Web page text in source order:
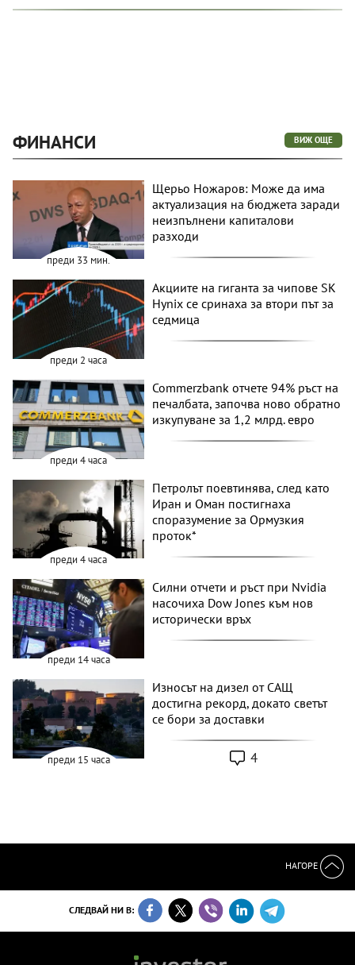
ФИНАНСИ ВИЖ ОЩЕ
преди 33 мин.
Щерьо Ножаров: Може да има
актуализация на бюджета заради
неизпълнени капиталови
разходи
преди 2 часа
Акциите на гиганта за чипове SK
Hynix се сринаха за втори път за
седмица
преди 4 часа
Commerzbank отчете 94% ръст на
печалбата, започва ново обратно
изкупуване за 1,2 млрд. евро
преди 4 часа
Петролът поевтинява, след като
Иран и Оман постигнаха
споразумение за Ормузкия
проток*
преди 14 часа
Силни отчети и ръст при Nvidia
насочиха Dow Jones към нов
исторически връх
преди 15 часа
Износът на дизел от САЩ
достигна рекорд, докато светът
се бори за доставки
4
НАГОРЕ
СЛЕДВАЙ НИ В: